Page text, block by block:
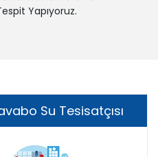
Yapıyoruz.
Su Tesisatçısı